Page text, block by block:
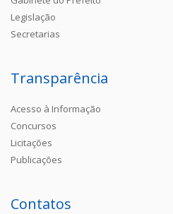
Legislação
Secretarias
Transparência
Acesso à Informação
Concursos
Licitações
Publicações
Contatos